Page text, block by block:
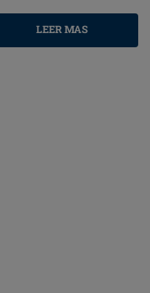
LEER MAS